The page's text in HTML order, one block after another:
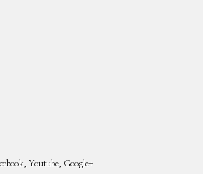
Youtube, Google+